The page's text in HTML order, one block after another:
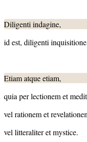
Diligenti indagine,
id est, diligenti
Etiam atque etiam,
quia per lectionem et
vel rationem et
vel litteraliter et mystice.